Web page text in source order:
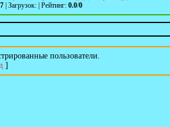
Загрузок: Рейтинг: 0.0/0
пользователи.
]